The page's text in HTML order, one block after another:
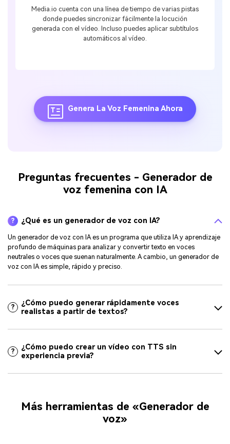
Media.io cuenta con una línea de tiempo de varias pistas
donde puedes sincronizar fácilmente la locución
generada con el vídeo. Incluso puedes aplicar subtítulos
automáticos al vídeo.
Genera La Voz Femenina Ahora
Preguntas frecuentes - Generador de
voz femenina con IA
? ¿Qué es un generador de voz con IA?
Un generador de voz con IA es un programa que utiliza IA y aprendizaje
profundo de máquinas para analizar y convertir texto en voces
neutrales o voces que suenan naturalmente. A cambio, un generador de
voz con IA es simple, rápido y preciso.
?
¿Cómo puedo generar rápidamente voces
realistas a partir de textos?
?
¿Cómo puedo crear un vídeo con TTS sin
experiencia previa?
Más herramientas de «Generador de
voz»